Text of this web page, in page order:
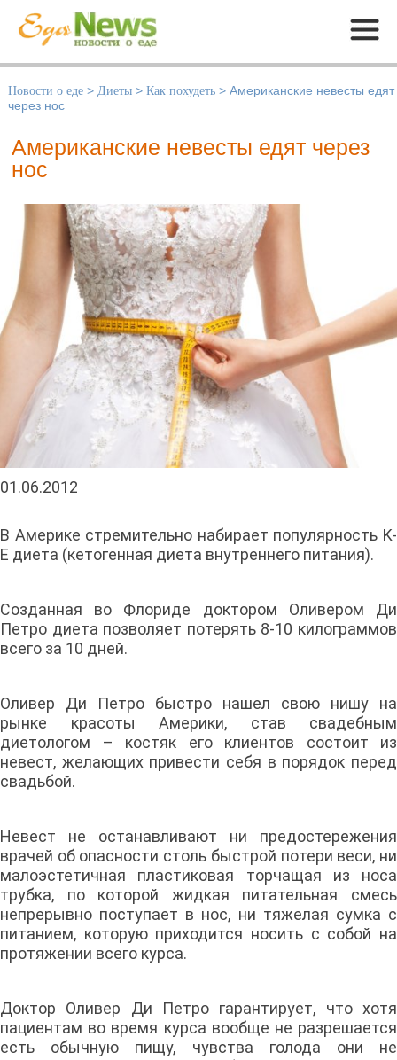
Меню
Новости о еде > Диеты > Как похудеть > Американские невесты едят
через нос
Американские невесты едят через
нос
01.06.2012
В Америке стремительно набирает популярность K-
E диета (кетогенная диета внутреннего питания).
Созданная во Флориде доктором Оливером Ди
Петро диета позволяет потерять 8-10 килограммов
всего за 10 дней.
Оливер Ди Петро быстро нашел свою нишу на
рынке красоты Америки, став свадебным
диетологом – костяк его клиентов состоит из
невест, желающих привести себя в порядок перед
свадьбой.
Невест не останавливают ни предостережения
врачей об опасности столь быстрой потери веси, ни
малоэстетичная пластиковая торчащая из носа
трубка, по которой жидкая питательная смесь
непрерывно поступает в нос, ни тяжелая сумка с
питанием, которую приходится носить с собой на
протяжении всего курса.
Доктор Оливер Ди Петро гарантирует, что хотя
пациентам во время курса вообще не разрешается
есть обычную пищу, чувства голода они не